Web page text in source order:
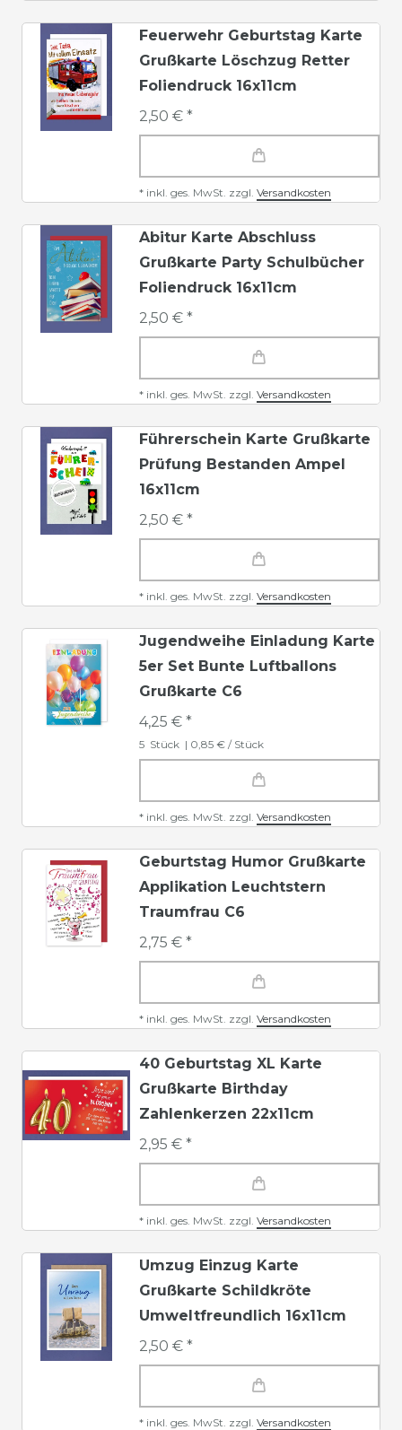
Feuerwehr Geburtstag Karte
Grußkarte Löschzug Retter
Foliendruck 16x11cm
2,50 € *
* inkl. ges. MwSt. zzgl. Versandkosten
Abitur Karte Abschluss
Grußkarte Party Schulbücher
Foliendruck 16x11cm
2,50 € *
* inkl. ges. MwSt. zzgl. Versandkosten
Führerschein Karte Grußkarte
Prüfung Bestanden Ampel
16x11cm
2,50 € *
* inkl. ges. MwSt. zzgl. Versandkosten
Jugendweihe Einladung Karte
5er Set Bunte Luftballons
Grußkarte C6
4,25 € *
5 Stück | 0,85 € / Stück
* inkl. ges. MwSt. zzgl. Versandkosten
Geburtstag Humor Grußkarte
Applikation Leuchtstern
Traumfrau C6
2,75 € *
* inkl. ges. MwSt. zzgl. Versandkosten
40 Geburtstag XL Karte
Grußkarte Birthday
Zahlenkerzen 22x11cm
2,95 € *
* inkl. ges. MwSt. zzgl. Versandkosten
Umzug Einzug Karte
Grußkarte Schildkröte
Umweltfreundlich 16x11cm
2,50 € *
* inkl. ges. MwSt. zzgl. Versandkosten